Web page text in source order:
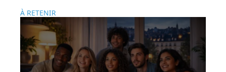
À RETENIR